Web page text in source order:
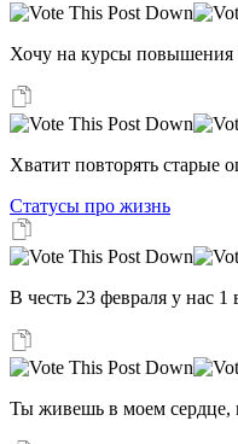
Хочу на курсы повышения
Хватит повторять старые
Статусы про жизнь
В честь 23 февраля у нас
Ты живешь в моем сердце,